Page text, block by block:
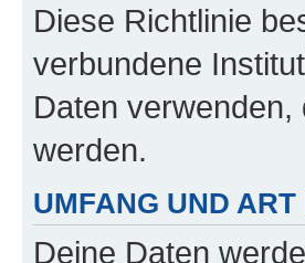
Diese Richtlinie
verbundene
Daten
werden.
UMFANG UND
Deine Daten